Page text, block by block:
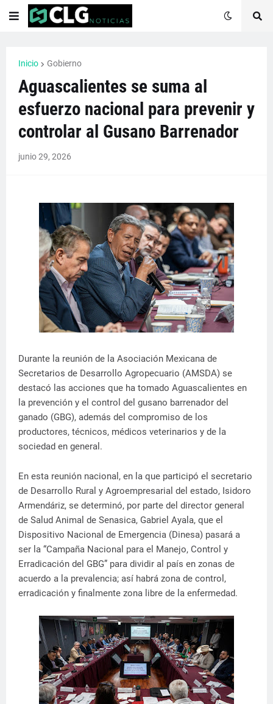
Inicio Gobierno
Aguascalientes se suma al
esfuerzo nacional para prevenir y
controlar al Gusano Barrenador
junio 29, 2026
Durante la reunión de la Asociación Mexicana de
Secretarios de Desarrollo Agropecuario (AMSDA) se
destacó las acciones que ha tomado Aguascalientes en
la prevención y el control del gusano barrenador del
ganado (GBG), además del compromiso de los
productores, técnicos, médicos veterinarios y de la
sociedad en general.
En esta reunión nacional, en la que participó el secretario
de Desarrollo Rural y Agroempresarial del estado, Isidoro
Armendáriz, se determinó, por parte del director general
de Salud Animal de Senasica, Gabriel Ayala, que el
Dispositivo Nacional de Emergencia (Dinesa) pasará a
ser la “Campaña Nacional para el Manejo, Control y
Erradicación del GBG” para dividir al país en zonas de
acuerdo a la prevalencia; así habrá zona de control,
erradicación y finalmente zona libre de la enfermedad.